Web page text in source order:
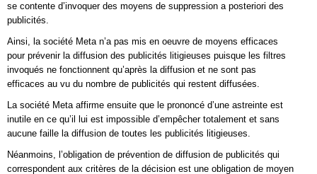
se contente d’invoquer des moyens de suppression a posteriori des
publicités.
Ainsi, la société Meta n’a pas mis en oeuvre de moyens efficaces
pour prévenir la diffusion des publicités litigieuses puisque les filtres
invoqués ne fonctionnent qu’après la diffusion et ne sont pas
efficaces au vu du nombre de publicités qui restent diffusées.
La société Meta affirme ensuite que le prononcé d’une astreinte est
inutile en ce qu’il lui est impossible d’empêcher totalement et sans
aucune faille la diffusion de toutes les publicités litigieuses.
Néanmoins, l’obligation de prévention de diffusion de publicités qui
correspondent aux critères de la décision est une obligation de moyen